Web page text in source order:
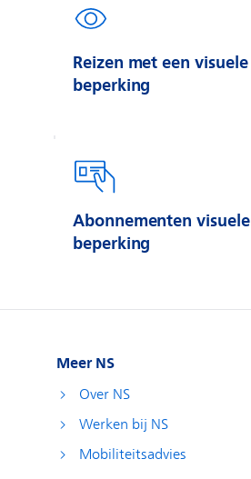
Reizen met een visuele
beperking
Abonnementen visuele
beperking
Meer NS
Over NS
Werken bij NS
Mobiliteitsadvies